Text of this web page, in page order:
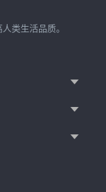
类生活品质。